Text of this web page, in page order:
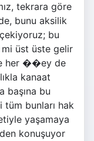
tekrara göre
bunu aksilik
bu
üst üste gelir
her ��ey de
kanaat
başına bu
bunları hak
yaşamaya
konuşuyor